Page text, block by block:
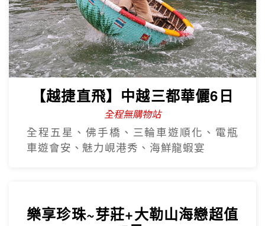
【越捷直飛】中越三都華儷6日
全程無購物站
全程五星、佛手橋、三輪車遊順化、電瓶
車遊會安、魅力峴港秀、海鮮龍蝦宴
樂享珍珠~芽莊+大勒山海戀超值